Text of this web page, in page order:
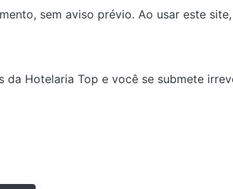
sem aviso prévio. Ao usar este
Hotelaria Top e você se submete